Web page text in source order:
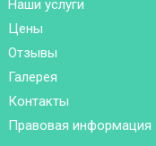
Наши услуги
Цены
Отзывы
Галерея
Контакты
Правовая информация